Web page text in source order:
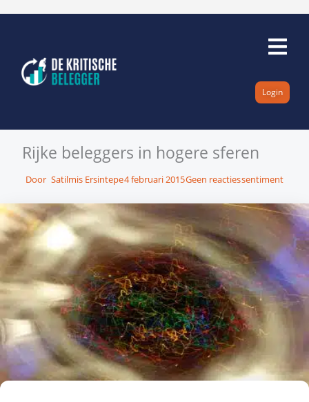
inhoud
Login
Rijke beleggers in hogere sferen
Door Satilmis Ersintepe4 februari 2015Geen reactiessentiment